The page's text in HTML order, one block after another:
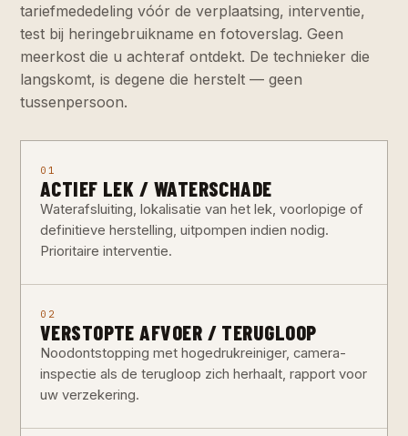
tariefmededeling vóór de verplaatsing, interventie,
test bij heringebruikname en fotoverslag. Geen
meerkost die u achteraf ontdekt. De technieker die
langskomt, is degene die herstelt — geen
tussenpersoon.
01
ACTIEF LEK / WATERSCHADE
Waterafsluiting, lokalisatie van het lek, voorlopige of
definitieve herstelling, uitpompen indien nodig.
Prioritaire interventie.
02
VERSTOPTE AFVOER / TERUGLOOP
Noodontstopping met hogedrukreiniger, camera-
inspectie als de terugloop zich herhaalt, rapport voor
uw verzekering.